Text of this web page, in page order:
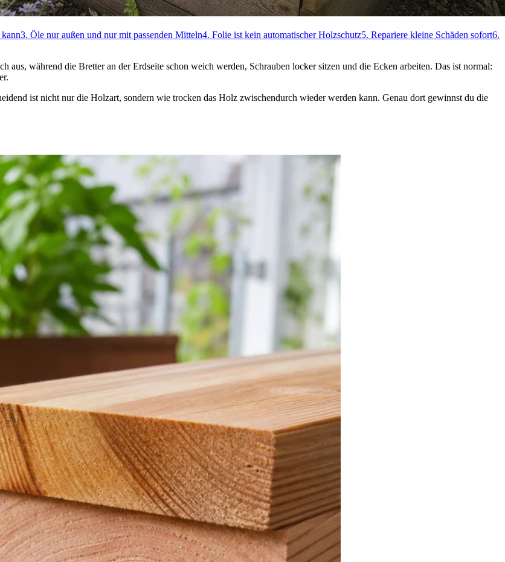
kann3. Öle nur außen und nur mit passenden Mitteln4. Folie ist kein automatischer Holzschutz5. Repariere kleine Schäden sofort6.
aus, während die Bretter an der Erdseite schon weich werden, Schrauben locker sitzen und die Ecken arbeiten. Das ist normal:
ist nicht nur die Holzart, sondern wie trocken das Holz zwischendurch wieder werden kann. Genau dort gewinnst du die